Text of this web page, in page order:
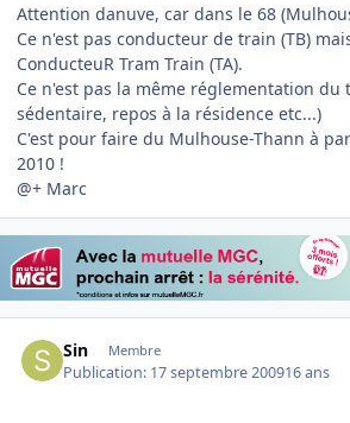
Attention danuve, car dans le 68
Ce n'est pas conducteur de train (TB)
ConducteuR Tram Train (TA).
Ce n'est pas la même réglementation du
sédentaire, repos à la résidence etc...)
C'est pour faire du Mulhouse-Thann à
2010 !
@+ Marc
Sin Membre
Publication: 17 septembre 200916 ans